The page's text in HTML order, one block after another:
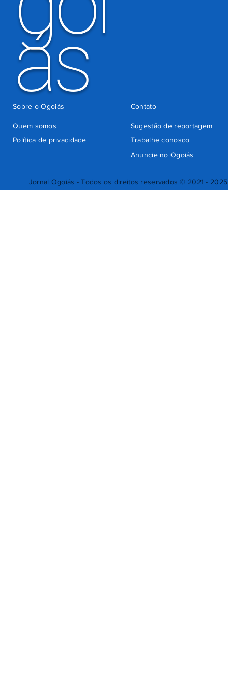
Jornal Ogoiás - Todos os direitos reservados © 2021 - 2025
ás
Quem somos
Sugestão de reportagem
Trabalhe conosco
Política de privacidade
Anuncie no Ogoiás
Contato
Sobre o Ogoiás